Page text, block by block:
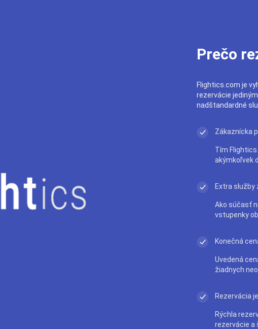
Prečo
Flightics.com je
rezervácie
nadštandardné
Zákaznícka
Tím
akýmkoľvek
Extra služby
Ako súčasť
vstupenky
Konečná
Uvedená
žiadnych
Rezervácia
Rýchla
rezervácie a